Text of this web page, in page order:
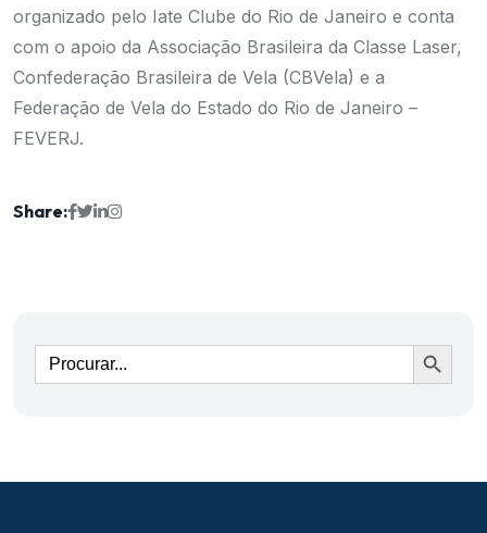
organizado pelo Iate Clube do Rio de Janeiro e conta
com o apoio da Associação Brasileira da Classe Laser,
Confederação Brasileira de Vela (CBVela) e a
Federação de Vela do Estado do Rio de Janeiro –
FEVERJ.
Share:
Ir